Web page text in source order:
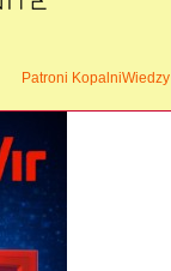
Patroni KopalniWiedzy